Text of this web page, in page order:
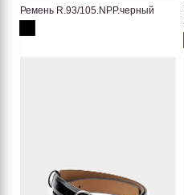
Ремень R.93/105.NPP.черный